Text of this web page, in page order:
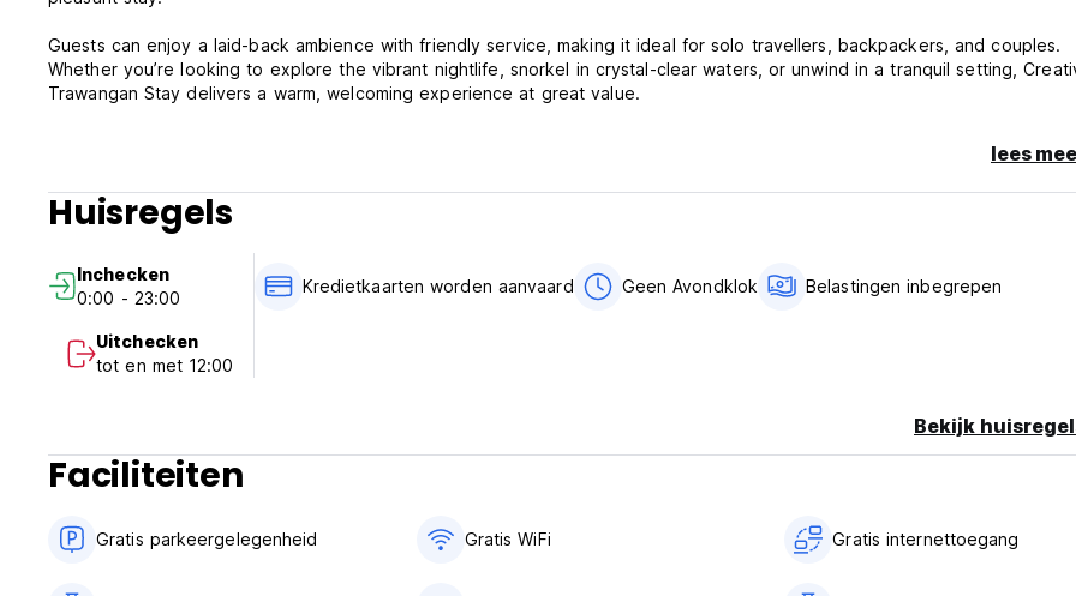
Guests can enjoy a laid-back ambience with friendly service, making it ideal for solo travellers, backpackers, and couples.
Whether you’re looking to explore the vibrant nightlife, snorkel in crystal-clear waters, or unwind in a tranquil setting,
Trawangan Stay delivers a warm, welcoming experience at great value.
lees
Huisregels
Inchecken
0:00 - 23:00
Uitchecken
tot en met 12:00
Kredietkaarten worden aanvaard Geen Avondklok Belastingen inbegrepen
Bekijk
Faciliteiten
Gratis parkeergelegenheid Gratis WiFi Gratis internettoegang